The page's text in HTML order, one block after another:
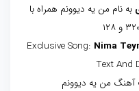
به نام من یه دیوونم همراه با
Exclusive Song: Nima
Text And
من یه دیوونم